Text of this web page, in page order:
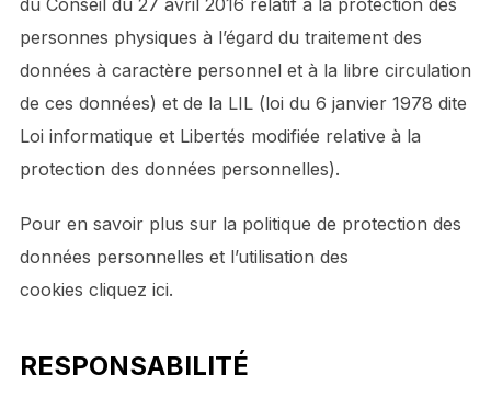
du Conseil du 27 avril 2016 relatif à la protection des
personnes physiques à l’égard du traitement des
données à caractère personnel et à la libre circulation
de ces données) et de la LIL (loi du 6 janvier 1978 dite
Loi informatique et Libertés modifiée relative à la
protection des données personnelles).
Pour en savoir plus sur la politique de protection des
données personnelles et l’utilisation des
cookies cliquez ici.
RESPONSABILITÉ